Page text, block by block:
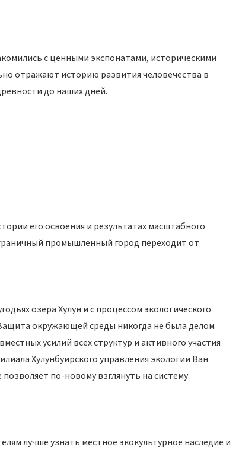
с ценными экспонатами, историческими
отражают историю развития человечества в
до наших дней.
его освоения и результатах масштабного
промышленный город переходит от
озера Хулун и с процессом экологического
окружающей среды никогда не была делом
усилий всех структур и активного участия
Хулунбуирского управления экологии Ван
по-новому взглянуть на систему
лучше узнать местное экокультурное наследие и